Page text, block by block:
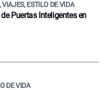
ESTILO DE VIDA
Puertas Inteligentes en
DE VIDA